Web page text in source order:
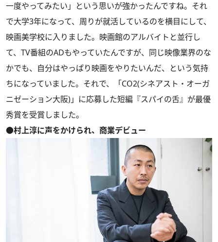
一度やってみたい」という思いが強かったんですね。それ
で大学3年になって、周りが就活しているのを横目にして、
映画美学校に入りました。映画館のアルバイトと並行し
て、TV番組のADもやっていたんですが、同じ映像業界のな
かでも、自分はやっぱり映画をやりたいんだ、という気持
ちになっていました。それで、「CO2(シネアスト・オーガ
ニゼーション大阪)」に応募した短編『スパイの舌』が最優
秀賞を受賞しました。
●村上淳に声をかけられ、商業デビュー